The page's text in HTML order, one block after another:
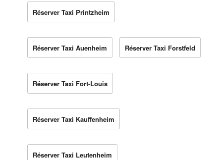
Réserver Taxi Printzheim
Réserver Taxi Auenheim Réserver Taxi Forstfeld
Réserver Taxi Fort-Louis
Réserver Taxi Kauffenheim
Réserver Taxi Leutenheim